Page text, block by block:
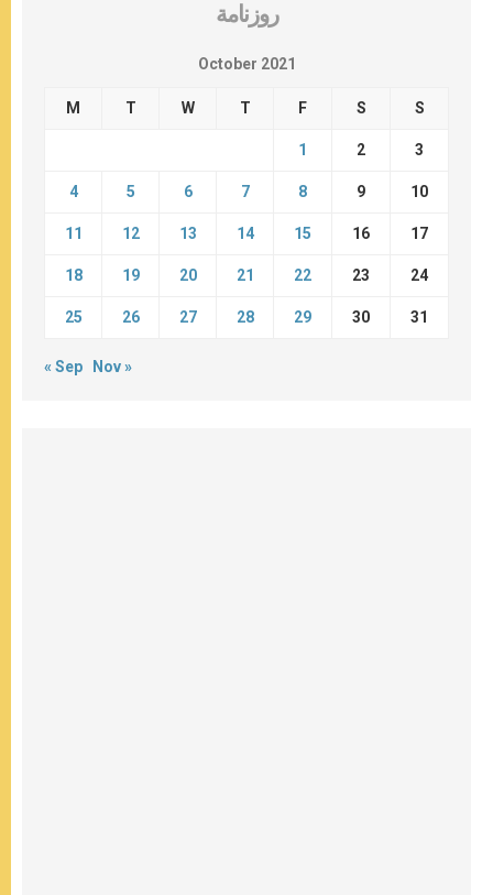
روزنامة
October 2021
M T W T F S S
1 2 3
4 5 6 7 8 9 10
11 12 13 14 15 16 17
18 19 20 21 22 23 24
25 26 27 28 29 30 31
« Sep Nov »